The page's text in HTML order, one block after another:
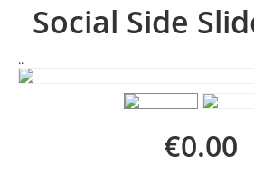
Social Side
..
€0.00